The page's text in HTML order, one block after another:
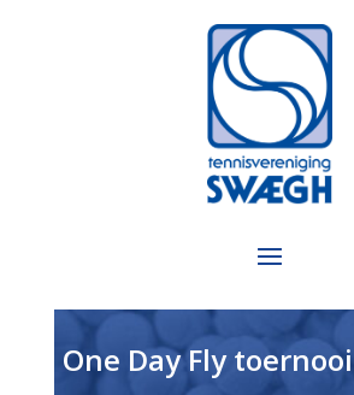
One Day Fly toernooi